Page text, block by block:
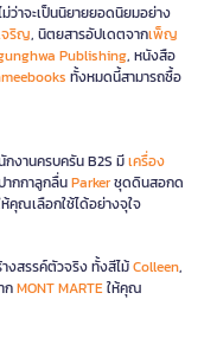
ว่าจะเป็นนิยายยอดนิยมอย่าง
ริญ, นิตยสารอัปเดตจากเพ็ญ
Publishing, หนังสือ
ทั้งหมดนี้สามารถซื้อ
งานครบครัน B2S มีเครื่อง
ากกาลูกลื่นParkerชุดดินสอกด
ห้คุณเลือกใช้ได้อย่างจุใจ
งสรรค์ตัวจริง ทั้งสีไม้Colleen,
กMONT MARTEให้คุณ